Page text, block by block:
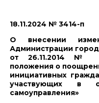
18.11.2024 № 3414-п
О внесении
Администрации
от 26.11.2014 №
положения о
инициативных
участвующих в
самоуправления»